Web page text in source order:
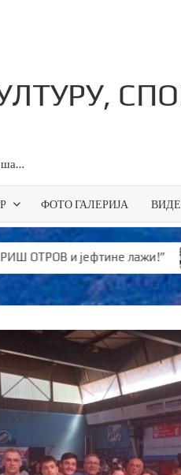
ФОТО ГАЛЕРИЈА
лажи!”